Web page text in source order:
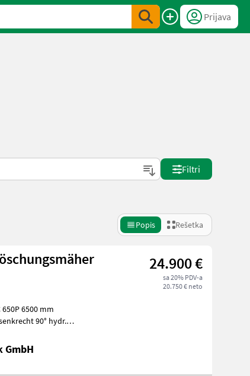
Prijava
Filtri
Popis Rešetka
24.900 €
sa 20% PDV-a
20.750 € neto
650P 6500 mm
90° hydr.
GmbH